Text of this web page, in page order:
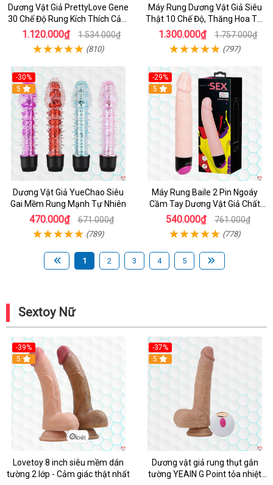
Dương Vật Giả PrettyLove Gene
30 Chế Độ Rung Kích Thích Cảm
Biến Âm Thanh
1.120.000₫ 1.534.000₫
(810)
Máy Rung Dương Vật Giả Siêu
Thật 10 Chế Độ, Thăng Hoa Tối
Ưu
1.300.000₫ 1.757.000₫
(797)
-30%
Hot
5
Dương Vật Giả YueChao Siêu
Gai Mềm Rung Mạnh Tự Nhiên
470.000₫ 671.000₫
(789)
-29%
Hot
5
Máy Rung Baile 2 Pin Ngoáy
Cầm Tay Dương Vật Giả Chất
Lượng
540.000₫ 761.000₫
(778)
1 2 3 4 5
Sextoy Nữ
-39%
Hot
5
Lovetoy 8 inch siêu mềm dán
tường 2 lớp - Cảm giác thật nhất
-37%
5
Dương vật giả rung thụt gắn
tường YEAIN G Point tỏa nhiệt